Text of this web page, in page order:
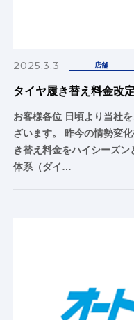
2025.3.3 店舗
タイヤ履き替え料金改
お客様各位 日頃より当社
ざいます。 昨今の情勢変
き替え料金をハイシーズ
体系（ダイ…